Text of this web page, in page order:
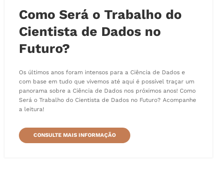
Como Será o Trabalho do
Cientista de Dados no
Futuro?
Os últimos anos foram intensos para a Ciência de Dados e
com base em tudo que vivemos até aqui é possível traçar um
panorama sobre a Ciência de Dados nos próximos anos! Como
Será o Trabalho do Cientista de Dados no Futuro? Acompanhe
a leitura!
CONSULTE MAIS INFORMAÇÃO